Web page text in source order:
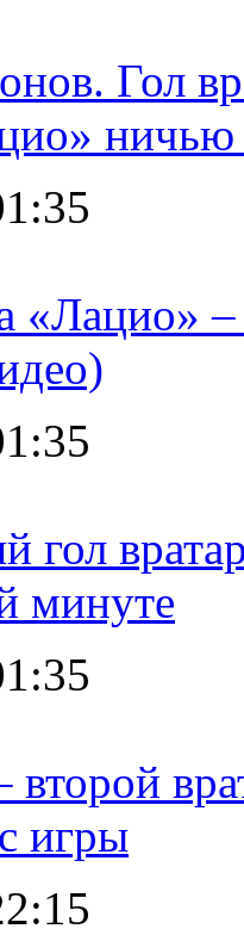
Гол
ничью
«Лацио»
гол
минуте
второй
игры